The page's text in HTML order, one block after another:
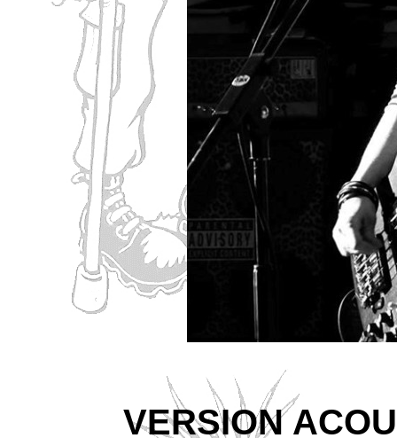
VERSION